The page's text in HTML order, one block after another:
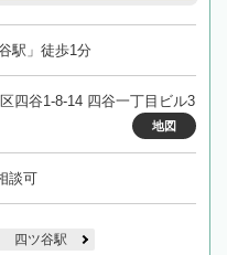
駅」徒歩1分
四谷1-8-14 四谷一丁目ビル3
地図
談可
四ツ谷駅